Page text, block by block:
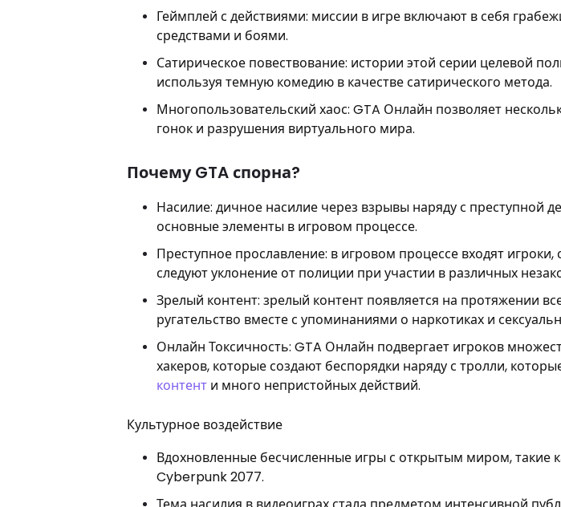
Геймплей с действиями: миссии в игре включают в себя
средствами и боями.
Сатирическое повествование: истории этой серии целевой
используя темную комедию в качестве сатирического метода.
Многопользовательский хаос: GTA Онлайн позволяет
гонок и разрушения виртуального мира.
Почему GTA спорна?
Насилие: дичное насилие через взрывы наряду с преступной
основные элементы в игровом процессе.
Преступное прославление: в игровом процессе входят
следуют уклонение от полиции при участии в различных
Зрелый контент: зрелый контент появляется на протяжении
ругательство вместе с упоминаниями о наркотиках и
Онлайн Токсичность: GTA Онлайн подвергает игроков
хакеров, которые создают беспорядки наряду с тролли,
контент и много непристойных действий.
Культурное воздействие
Вдохновленные бесчисленные игры с открытым миром, такие
Cyberpunk 2077.